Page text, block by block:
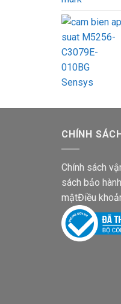
CHÍNH
Chính sách
sách bảo hành
mậtĐiều